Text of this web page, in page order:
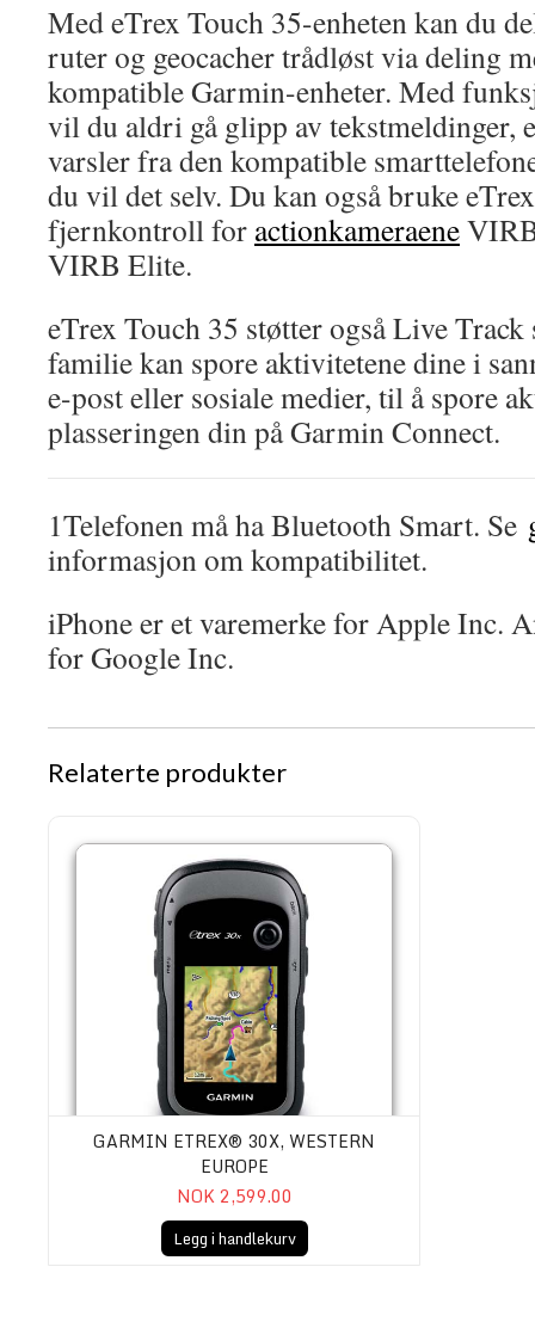
Med eTrex Touch 35-enheten kan du
ruter og geocacher trådløst via deling
kompatible Garmin-enheter. Med
vil du aldri gå glipp av tekstmeldinger,
varsler fra den kompatible
du vil det selv. Du kan også bruke
fjernkontroll for actionkameraene
VIRB Elite.
eTrex Touch 35 støtter også Live
familie kan spore aktivitetene dine i
e-post eller sosiale medier, til å spore
plasseringen din på Garmin Connect.
1Telefonen må ha Bluetooth Smart. Se
informasjon om kompatibilitet.
iPhone er et varemerke for Apple Inc.
for Google Inc.
Relaterte produkter
GARMIN ETREX® 30X, WESTERN
EUROPE
NOK 2,599.00
Legg i handlekurv